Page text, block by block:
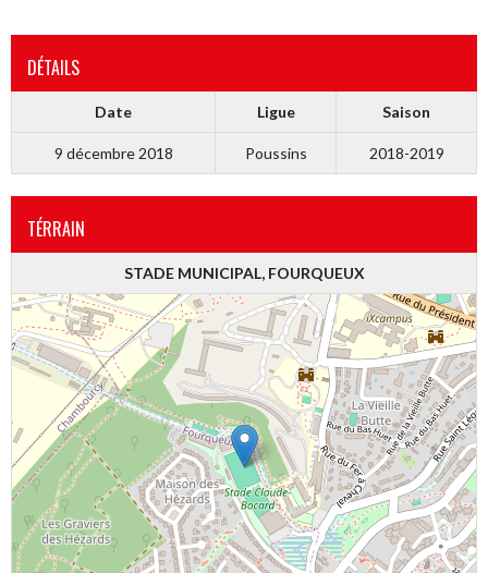
DÉTAILS
Date Ligue Saison
9 décembre 2018 Poussins 2018-2019
TÉRRAIN
STADE MUNICIPAL, FOURQUEUX